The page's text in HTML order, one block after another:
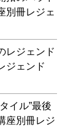
別冊レジェ
レジェンド
ジェンド
イル”最後
座別冊レジ